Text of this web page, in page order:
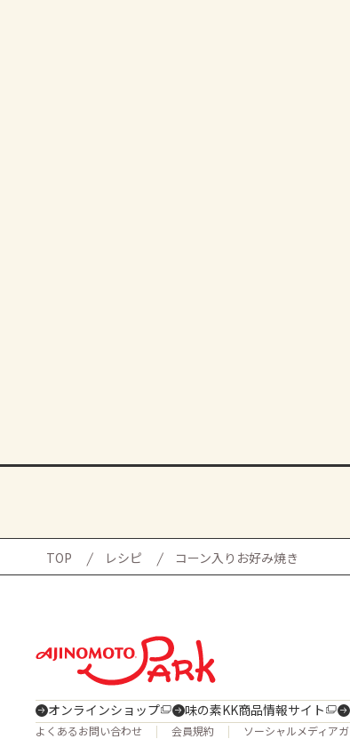
TOP レシピ コーン入りお好み焼き
オンラインショップ 味の素KK商品情報サイト
よくあるお問い合わせ 会員規約 ソーシャルメディア